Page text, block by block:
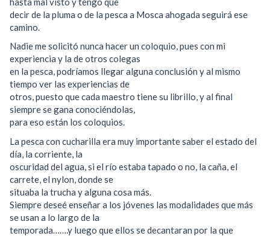
decir de la pluma o de la pesca a Mosca ahogada seguirá ese
camino.
Nadie me solicitó nunca hacer un coloquio, pues con mi
experiencia y la de otros colegas
en la pesca, podríamos llegar alguna conclusión y al mismo
tiempo ver las experiencias de
otros, puesto que cada maestro tiene su librillo, y al final
siempre se gana conociéndolas,
para eso están los coloquios.
La pesca con cucharilla era muy importante saber el estado del
día, la corriente, la
oscuridad del agua, si el río estaba tapado o no, la caña, el
carrete, el nylon, donde se
situaba la trucha y alguna cosa más.
Siempre deseé enseñar a los jóvenes las modalidades que más
se usan a lo largo de la
temporada…….y luego que ellos se decantaran por la que